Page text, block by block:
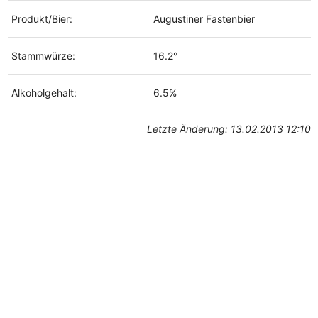
Produkt/Bier: Augustiner Fastenbier
Stammwürze: 16.2°
Alkoholgehalt: 6.5%
Letzte Änderung: 13.02.2013 12:10